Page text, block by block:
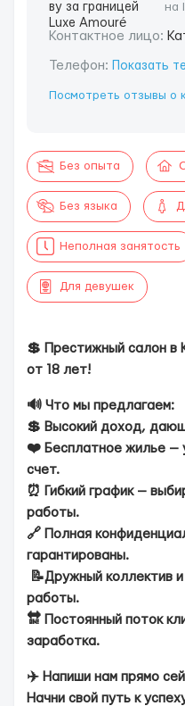
на
Контактное лицо:
Телефон: Показать
Посмотреть отзывы
Без опыта
Без языка
Неполная занятость
Для девушек
💲 Престижный салон в
от 18 лет!
🔊 Что мы предлагаем:
💲 Высокий доход,
❤️ Бесплатное жилье —
счет.
⏰ Гибкий график —
работы.
🔗 Полная
гарантированы.
📝Дружный коллектив
работы.
🔛 Постоянный поток
заработка.
✈️ Напиши нам прямо
Начни свой путь к